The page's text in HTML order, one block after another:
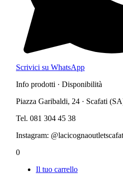
Scrivici su WhatsApp
Info prodotti · Disponibilità
Piazza Garibaldi, 24 · Scafati
Tel. 081 304 45 38
Instagram:
0
Il tuo carrello